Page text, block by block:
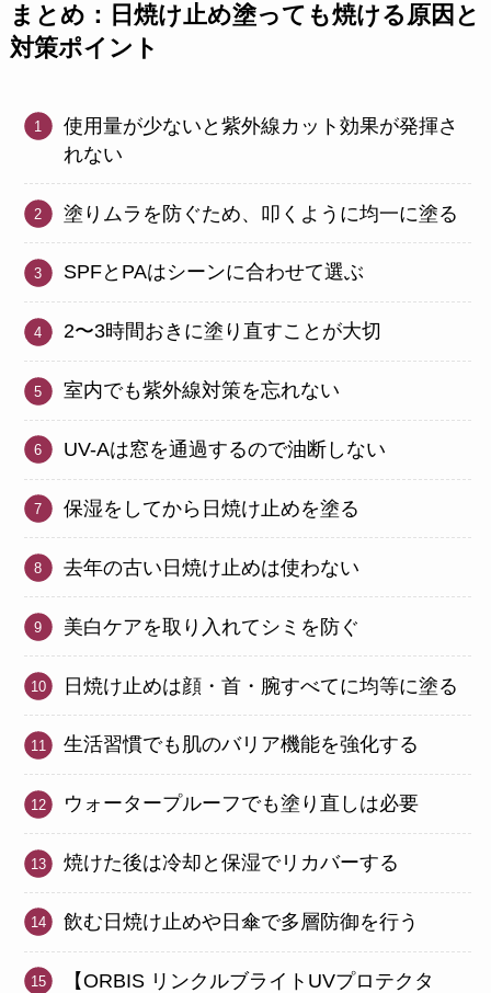
まとめ：日焼け止め塗っても焼ける原因と
対策ポイント
使用量が少ないと紫外線カット効果が発揮さ
れない
塗りムラを防ぐため、叩くように均一に塗る
SPFとPAはシーンに合わせて選ぶ
2〜3時間おきに塗り直すことが大切
室内でも紫外線対策を忘れない
UV-Aは窓を通過するので油断しない
保湿をしてから日焼け止めを塗る
去年の古い日焼け止めは使わない
美白ケアを取り入れてシミを防ぐ
日焼け止めは顔・首・腕すべてに均等に塗る
生活習慣でも肌のバリア機能を強化する
ウォータープルーフでも塗り直しは必要
焼けた後は冷却と保湿でリカバーする
飲む日焼け止めや日傘で多層防御を行う
【ORBIS リンクルブライトUVプロテクタ